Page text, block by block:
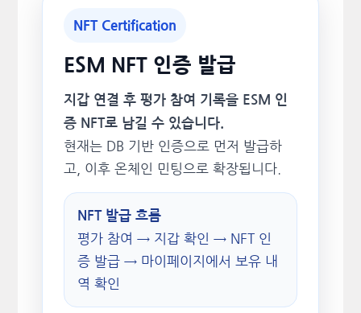
NFT Certification
ESM NFT 인증 발급
지갑 연결 후 평가 참여 기록을 ESM 인
증 NFT로 남길 수 있습니다.
현재는 DB 기반 인증으로 먼저 발급하
고, 이후 온체인 민팅으로 확장됩니다.
NFT 발급 흐름
평가 참여 → 지갑 확인 → NFT 인
증 발급 → 마이페이지에서 보유 내
역 확인